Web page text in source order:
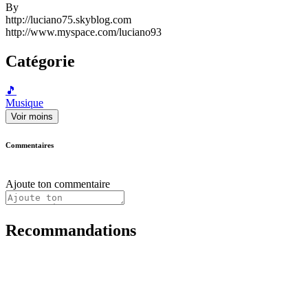
By
http://luciano75.skyblog.com
http://www.myspace.com/luciano93
Catégorie
🎵
Musique
Voir moins
Commentaires
Ajoute ton commentaire
Recommandations